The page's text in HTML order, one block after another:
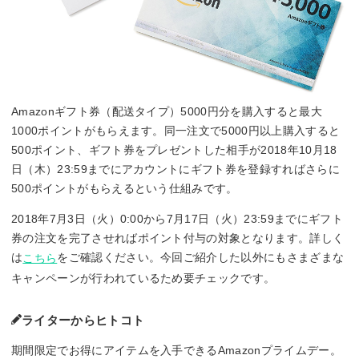
Amazonギフト券（配送タイプ）5000円分を購入すると最大
1000ポイントがもらえます。同一注文で5000円以上購入すると
500ポイント、ギフト券をプレゼントした相手が2018年10月18
日（木）23:59までにアカウントにギフト券を登録すればさらに
500ポイントがもらえるという仕組みです。
2018年7月3日（火）0:00から7月17日（火）23:59までにギフト
券の注文を完了させればポイント付与の対象となります。詳しく
はこちらをご確認ください。今回ご紹介した以外にもさまざまな
キャンペーンが行われているため要チェックです。
ライターからヒトコト
期間限定でお得にアイテムを入手できるAmazonプライムデー。